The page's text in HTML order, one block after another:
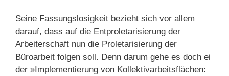
Seine Fassungslosigkeit bezieht sich vor allem
darauf, dass auf die Entproletarisierung der
Arbeiterschaft nun die Proletarisierung der
Büroarbeit folgen soll. Denn darum gehe es doch ei
der »Implementierung von Kollektivarbeitsflächen: